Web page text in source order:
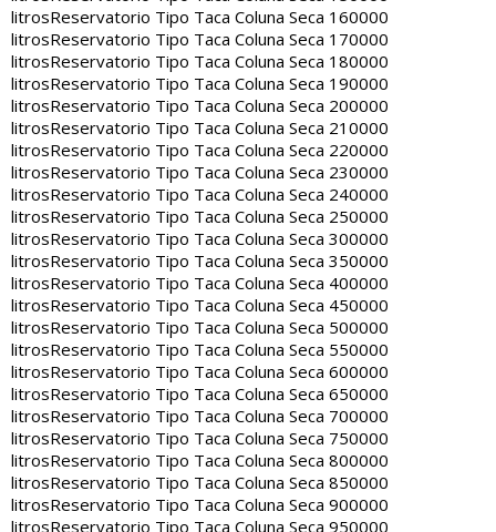
litrosReservatorio Tipo Taca Coluna Seca 160000
litrosReservatorio Tipo Taca Coluna Seca 170000
litrosReservatorio Tipo Taca Coluna Seca 180000
litrosReservatorio Tipo Taca Coluna Seca 190000
litrosReservatorio Tipo Taca Coluna Seca 200000
litrosReservatorio Tipo Taca Coluna Seca 210000
litrosReservatorio Tipo Taca Coluna Seca 220000
litrosReservatorio Tipo Taca Coluna Seca 230000
litrosReservatorio Tipo Taca Coluna Seca 240000
litrosReservatorio Tipo Taca Coluna Seca 250000
litrosReservatorio Tipo Taca Coluna Seca 300000
litrosReservatorio Tipo Taca Coluna Seca 350000
litrosReservatorio Tipo Taca Coluna Seca 400000
litrosReservatorio Tipo Taca Coluna Seca 450000
litrosReservatorio Tipo Taca Coluna Seca 500000
litrosReservatorio Tipo Taca Coluna Seca 550000
litrosReservatorio Tipo Taca Coluna Seca 600000
litrosReservatorio Tipo Taca Coluna Seca 650000
litrosReservatorio Tipo Taca Coluna Seca 700000
litrosReservatorio Tipo Taca Coluna Seca 750000
litrosReservatorio Tipo Taca Coluna Seca 800000
litrosReservatorio Tipo Taca Coluna Seca 850000
litrosReservatorio Tipo Taca Coluna Seca 900000
litrosReservatorio Tipo Taca Coluna Seca 950000